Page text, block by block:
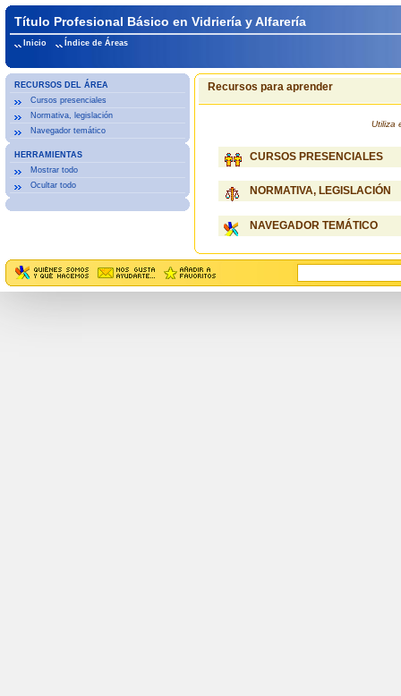
Título Profesional Básico en Vidriería y Alfarería
Inicio Índice de Áreas
RECURSOS DEL ÁREA
Cursos presenciales
Normativa, legislación
Navegador temático
HERRAMIENTAS
Mostrar todo
Ocultar todo
Recursos para aprender
Utiliza
CURSOS PRESENCIALES
NORMATIVA, LEGISLACIÓN
NAVEGADOR TEMÁTICO